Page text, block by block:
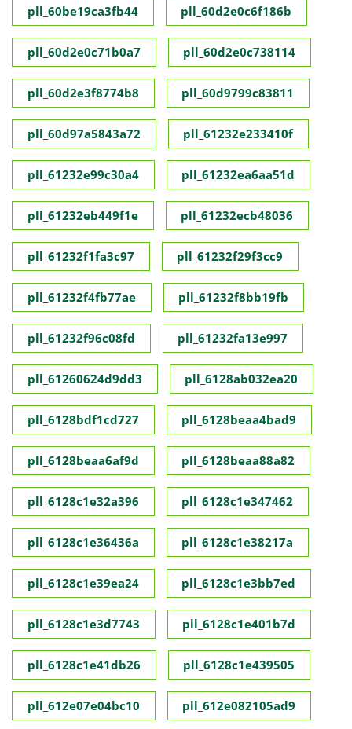
pll_60be19ca3fb44 pll_60d2e0c6f186b
pll_60d2e0c71b0a7 pll_60d2e0c738114
pll_60d2e3f8774b8 pll_60d9799c83811
pll_60d97a5843a72 pll_61232e233410f
pll_61232e99c30a4 pll_61232ea6aa51d
pll_61232eb449f1e pll_61232ecb48036
pll_61232f1fa3c97 pll_61232f29f3cc9
pll_61232f4fb77ae pll_61232f8bb19fb
pll_61232f96c08fd pll_61232fa13e997
pll_61260624d9dd3 pll_6128ab032ea20
pll_6128bdf1cd727 pll_6128beaa4bad9
pll_6128beaa6af9d pll_6128beaa88a82
pll_6128c1e32a396 pll_6128c1e347462
pll_6128c1e36436a pll_6128c1e38217a
pll_6128c1e39ea24 pll_6128c1e3bb7ed
pll_6128c1e3d7743 pll_6128c1e401b7d
pll_6128c1e41db26 pll_6128c1e439505
pll_612e07e04bc10 pll_612e082105ad9